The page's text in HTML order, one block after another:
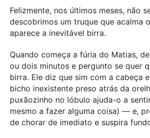
Felizmente, nos últimos meses, não
descobrimos um truque que acalma
aparece a inevitável birra.
Quando começa a fúria do Matias,
ou dois minutos e pergunto se quer
birra. Ele diz que sim com a cabeça
bicho inexistente preso atrás da
puxãozinho no lóbulo ajuda-o a
mesmo a fazer alguma coisa) — e,
de chorar de imediato e suspira